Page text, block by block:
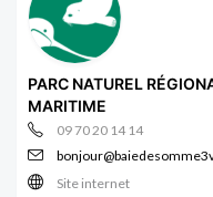
PARC NATUREL
MARITIME
09 70 20 14 14
Site internet